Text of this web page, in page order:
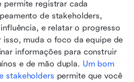
permite registrar cada
de stakeholders,
e relatar o progresso
isso, muda o foco da equipe de
informações para construir
e de mão dupla. Um bom
stakeholders permite que você